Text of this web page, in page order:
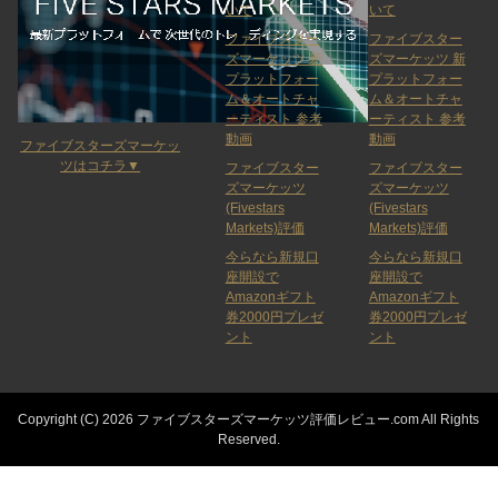
ファイブスターズマーケッ
ツはコチラ▼
いて
ファイブスター
ズマーケッツ 新
プラットフォー
ム＆オートチャ
ーティスト 参考
動画
ファイブスター
ズマーケッツ
(Fivestars
Markets)評価
今らなら新規口
座開設で
Amazonギフト
券2000円プレゼ
ント
いて
ファイブスター
ズマーケッツ 新
プラットフォー
ム＆オートチャ
ーティスト 参考
動画
ファイブスター
ズマーケッツ
(Fivestars
Markets)評価
今らなら新規口
座開設で
Amazonギフト
券2000円プレゼ
ント
Copyright (C) 2026 ファイブスターズマーケッツ評価レビュー.comAll Rights
Reserved.